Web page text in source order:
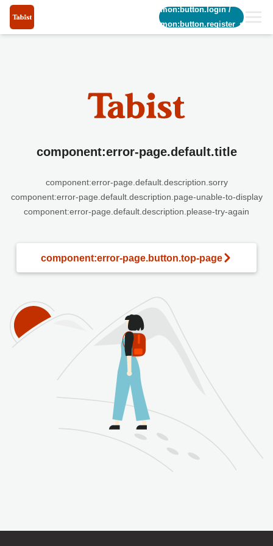
common:button.login/
common:button.register_short
component:error-page.default.title
component:error-page.default.description.sorry
component:error-page.default.description.page-unable-to-display
component:error-page.default.description.please-try-again
component:error-page.button.top-page